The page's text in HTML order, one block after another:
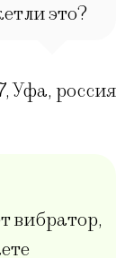
ли это?
,Уфа, россия
вибратор,